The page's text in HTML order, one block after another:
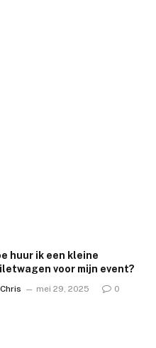
huur ik een kleine
voor mijn event?
Chris mei 29, 2025 0